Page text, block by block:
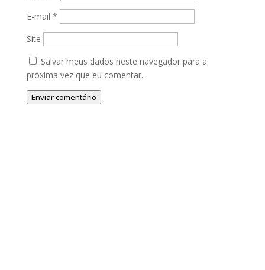
E-mail *
Site
Salvar meus dados neste navegador para a
próxima vez que eu comentar.
Enviar comentário